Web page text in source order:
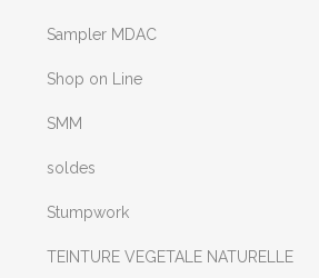
Sampler MDAC
Shop on Line
SMM
soldes
Stumpwork
TEINTURE VEGETALE NATURELLE